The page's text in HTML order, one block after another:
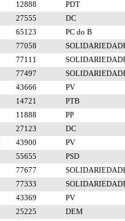
12888
PDT
27555
DC
65123
PC do B
77058
77111
77497
43666
PV
14721
PTB
11888
PP
27123
DC
43900
PV
55655
PSD
77677
77333
43369
PV
25225
DEM